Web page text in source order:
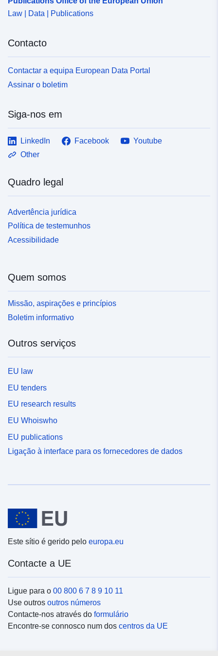
Law | Data | Publications
Contacto
Contactar a equipa European Data Portal
Assinar o boletim
Siga-nos em
LinkedIn Facebook
Youtube
Other
Quadro legal
Advertência jurídica
Política de testemunhos
Acessibilidade
Quem somos
Missão, aspirações e princípios
Boletim informativo
Outros serviços
EU law
EU tenders
EU research results
EU Whoiswho
EU publications
Ligação à interface para os fornecedores de dados
Este sítio é gerido pelo europa.eu
Contacte a UE
Ligue para o 00 800 6 7 8 9 10 11
Use outros outros números
Contacte-nos através do formulário
Encontre-se connosco num dos centros da UE